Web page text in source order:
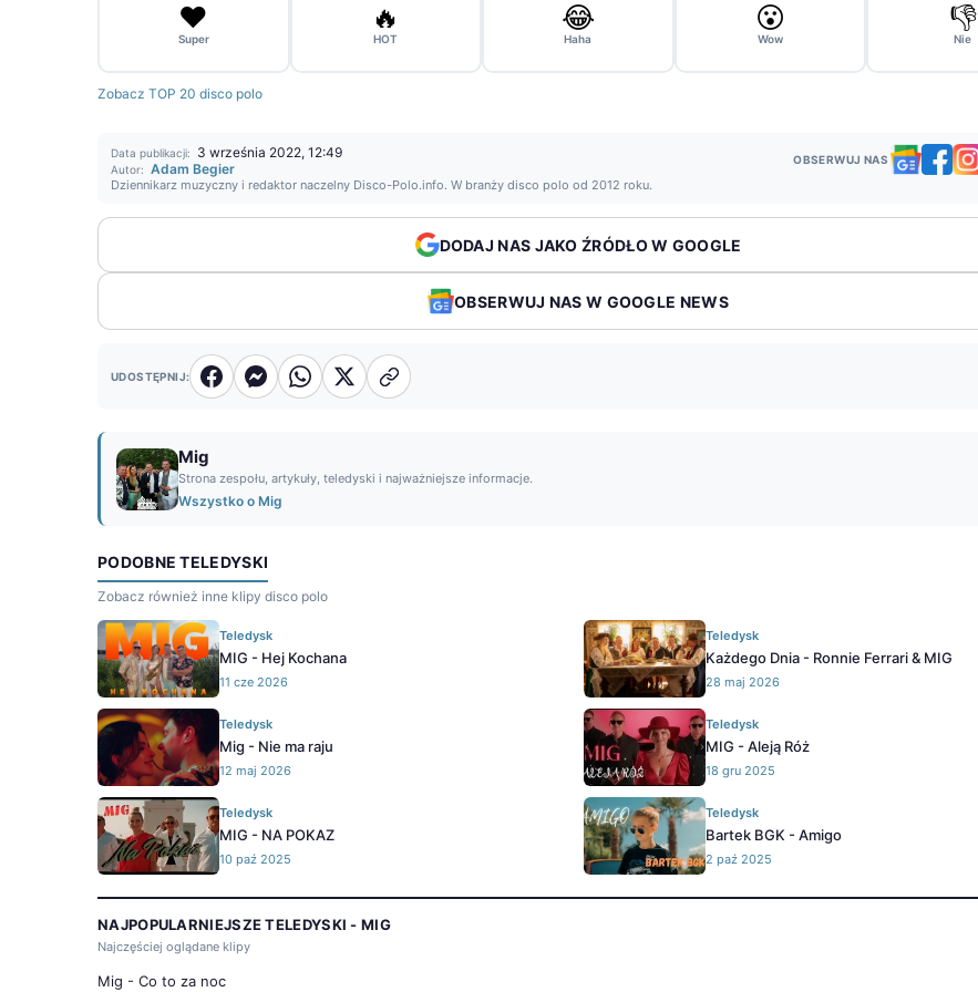
❤️
Super
🔥
HOT
😂
Haha
😮
Wow
👎
Nie
Zobacz TOP 20 disco polo
Data publikacji: 3 września 2022, 12:49
Autor: Adam Begier
Dziennikarz muzyczny i redaktor naczelny Disco-Polo.info. W branży disco polo od 2012 roku.
OBSERWUJ NAS
DODAJ NAS JAKO ŹRÓDŁO W GOOGLE
OBSERWUJ NAS W GOOGLE NEWS
UDOSTĘPNIJ:
Mig
Strona zespołu, artykuły, teledyski i najważniejsze informacje.
Wszystko o Mig
PODOBNE TELEDYSKI
Zobacz również inne klipy disco polo
Teledysk
MIG - Hej Kochana
11 cze 2026
Teledysk
Każdego Dnia - Ronnie Ferrari & MIG
28 maj 2026
Teledysk
Mig - Nie ma raju
12 maj 2026
Teledysk
MIG - Aleją Róż
18 gru 2025
Teledysk
MIG - NA POKAZ
10 paź 2025
Teledysk
Bartek BGK - Amigo
2 paź 2025
NAJPOPULARNIEJSZE TELEDYSKI - MIG
Najczęściej oglądane klipy
Mig - Co to za noc